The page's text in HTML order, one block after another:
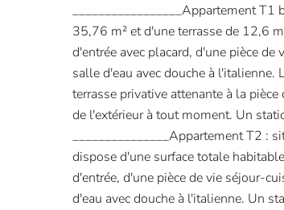
_________________Appartement
35,76 m² et d'une terrasse de 12,6
d'entrée avec placard, d'une pièce
salle d'eau avec douche à
terrasse privative attenante à la
de l'extérieur à tout moment. Un
_______________Appartement T2 :
dispose d'une surface totale
d'entrée, d'une pièce de vie séjour-
d'eau avec douche à l'italienne. Un